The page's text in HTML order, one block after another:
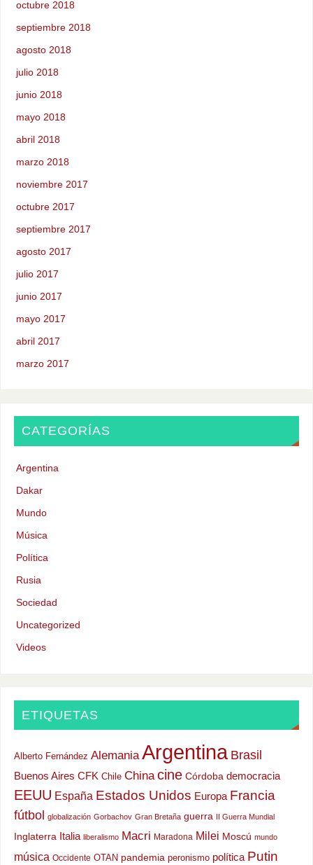
octubre 2018
septiembre 2018
agosto 2018
julio 2018
junio 2018
mayo 2018
abril 2018
marzo 2018
noviembre 2017
octubre 2017
septiembre 2017
agosto 2017
julio 2017
junio 2017
mayo 2017
abril 2017
marzo 2017
CATEGORÍAS
Argentina
Dakar
Mundo
Música
Política
Rusia
Sociedad
Uncategorized
Videos
ETIQUETAS
Alberto Fernández Alemania Argentina Brasil
Buenos Aires CFK Chile China cine Córdoba democracia
EEUU España Estados Unidos Europa Francia
fútbol globalización Gorbachov Gran Bretaña guerra II Guerra Mundial
Inglaterra Italia liberalismo Macri Maradona Milei Moscú mundo
música Occidente OTAN pandemia peronismo política Putin